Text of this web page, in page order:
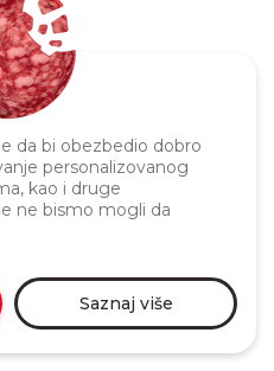
da bi obezbedio dobro
personalizovanog
kao i druge
ne bismo mogli da
Saznaj više